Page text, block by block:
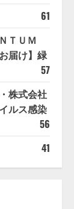
61
ＴＵＭ
届け】緑
57
株式会社
ルス感染
56
41